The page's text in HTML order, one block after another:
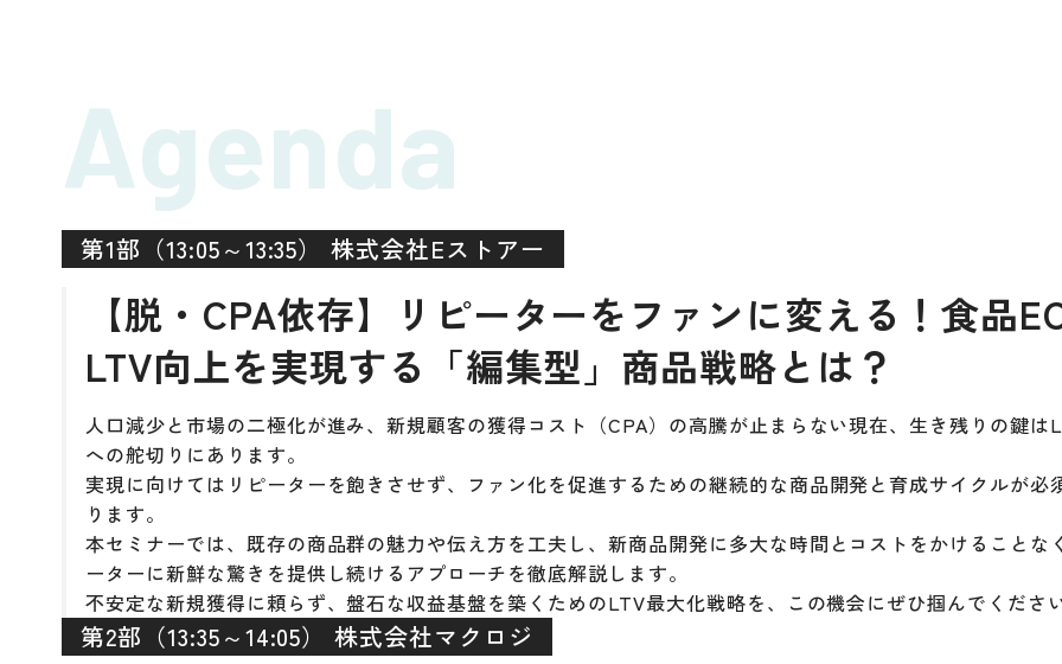
Agenda
第1部（13:05～13:35） 株式会社Eストアー
【脱・CPA依存】リピーターをファンに変える！食品
LTV向上を実現する「編集型」商品戦略とは？
人口減少と市場の二極化が進み、新規顧客の獲得コスト（CPA）の高騰が止まらない現在、生き残りの鍵は
への舵切りにあります。
実現に向けてはリピーターを飽きさせず、ファン化を促進するための継続的な商品開発と育成サイクルが必
ります。
本セミナーでは、既存の商品群の魅力や伝え方を工夫し、新商品開発に多大な時間とコストをかけることな
ーターに新鮮な驚きを提供し続けるアプローチを徹底解説します。
不安定な新規獲得に頼らず、盤石な収益基盤を築くためのLTV最大化戦略を、この機会にぜひ掴んでください
第2部（13:35～14:05） 株式会社マクロジ